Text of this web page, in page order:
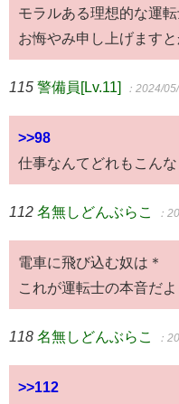
モラルある理想的な運
お悔やみ申し上げます
115 警備員[Lv.11] ：2024/
>>98
仕事なんてどれもこん
112 名無しどんぶらこ ：
電車に飛び込む奴は＊
これが運転士の本音だよ
118 名無しどんぶらこ ：
>>112